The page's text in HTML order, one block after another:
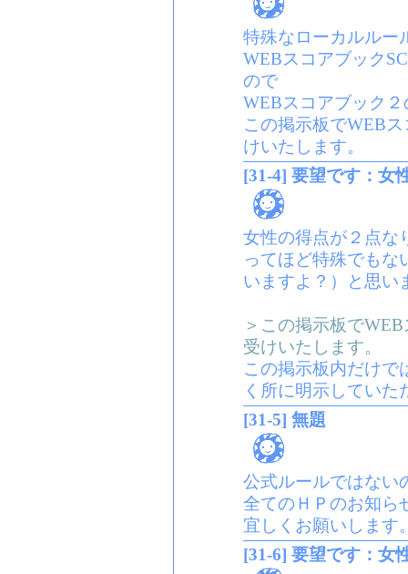
特殊なローカルルー
WEBスコアブック
ので
WEBスコアブック
この掲示板でWEB
けいたします。
[31-4] 要望です：女
女性の得点が２点な
ってほど特殊でも
いますよ？）と思
＞この掲示板で
受けいたします。
この掲示板内だけで
く所に明示してい
[31-5] 無題
公式ルールではない
全てのＨＰのお知ら
宜しくお願いします
[31-6] 要望です：女